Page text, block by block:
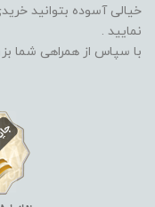
خیالی آسوده بتوانید
نمایید .
با سپاس از همراهی شما